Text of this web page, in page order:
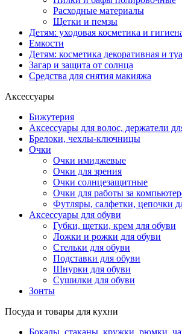
Расходные материалы
Щетки и пемзы
Детям: уходовая косметика и
Емкости
Детям: косметика декоративная и
Загар и защита от солнца
Средства для снятия макияжа
Аксессуары
Бижутерия
Аксессуары для волос, держатели
Брелоки, чехлы-ключницы
Очки
Очки имиджевые
Очки для зрения
Очки солнцезащитные
Очки для работы за
Футляры, салфетки, цепочки
Аксессуары для обуви
Губки, щетки, крем для обуви
Ложки и рожки для обуви
Стельки для обуви
Подставки для обуви
Шнурки для обуви
Сушилки для обуви
Зонты
Посуда и товары для кухни
Бокалы, стаканы, кружки, рюмки,